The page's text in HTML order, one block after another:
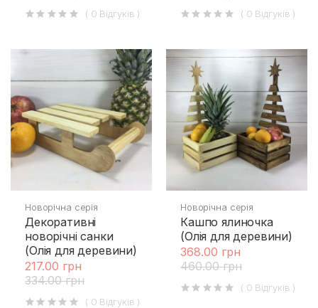
( 0 Відгуків ) ( 0 Відгуків )
Новорічна серія
Декоративні
новорічні санки
(Олія для деревини)
217.00 грн
334.00 грн
( 0 Відгуків )
Новорічна серія
Кашпо ялиночка
(Олія для деревини)
368.00 грн
460.00 грн
( 0 Відгуків )